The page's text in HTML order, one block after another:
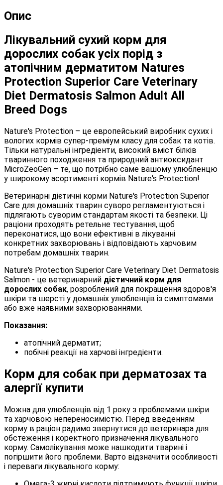
Опис
Лікувальний сухий корм для
дорослих собак усіх порід з
атопічним дерматитом Natures
Protection Superior Care Veterinary
Diet Dermatosis Salmon Adult All
Breed Dogs
Nature's Protection – це европейський виробник сухих і
вологих кормів супер-преміум класу для собак та котів.
Тільки натуральні інгредіенти, високий вміст білків
тваринного походження та природний антиоксидант
MicroZeoGen – те, що потрібно саме вашому улюбленцю
у широкому асортименті кормів Nature's Protection!
Ветеринарні дієтичні корми Nature's Protection Superior
Care для домашніх тварин суворо регламентуються і
підлягають суворим стандартам якості та безпеки. Ці
раціони проходять ретельне тестування, щоб
переконатися, що вони ефективні в лікуванні
конкретних захворювань і відповідають харчовим
потребам домашніх тварин.
Nature's Protection Superior Care Veterinary Diet Dermatosis
Salmon - це ветеринарний дієтичний корм для
дорослих собак, розроблений для покращення здоров'я
шкіри та шерсті у домашніх улюбленців із симптомами
або вже наявними захворюваннями.
Показання:
атопічний дерматит;
побічні реакції на харчові інгредієнти.
Корм для собак при дерматозах та
алергії купити
Можна для улюбленців від 1 року з проблемами шкіри
та харчовою непереносимістю. Перед введенням
корму в раціон радимо звернутися до ветеринара для
обстеження і коректного призначення лікувального
корму. Самолікування може нашкодити тварині і
погіршити його проблеми. Варто відзначити особливості
і переваги лікувального корму: